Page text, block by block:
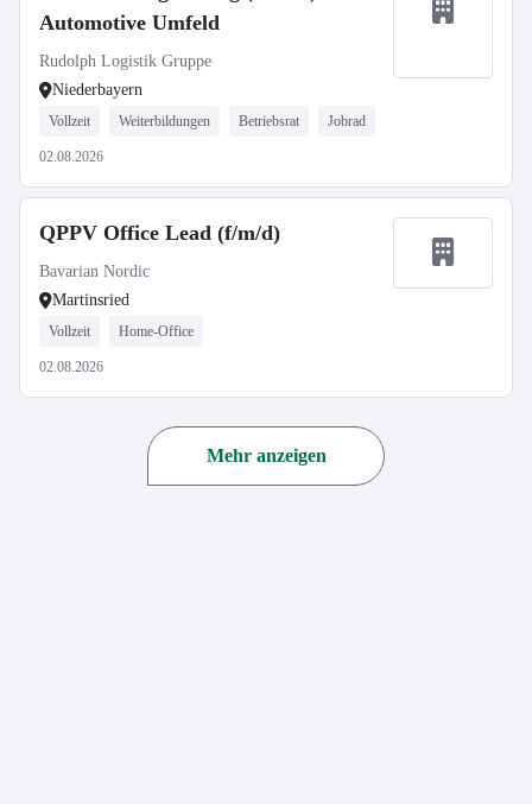
Automotive Umfeld
Rudolph Logistik Gruppe
Niederbayern
Vollzeit Weiterbildungen Betriebsrat Jobrad
02.08.2026
QPPV Office Lead (f/m/d)
Bavarian Nordic
Martinsried
Vollzeit Home-Office
02.08.2026
Mehr anzeigen